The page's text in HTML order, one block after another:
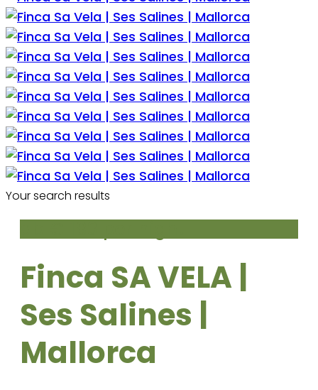
Your search results
Finca SA VELA |
Ses Salines |
Mallorca